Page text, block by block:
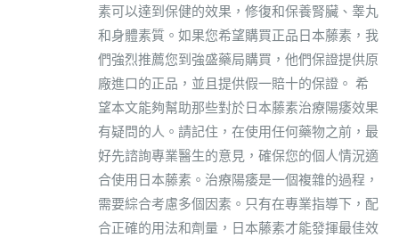
素可以達到保健的效果，修復和保養腎臟、睾丸
和身體素質。如果您希望購買正品日本藤素，我
們強烈推薦您到強盛藥局購買，他們保證提供原
廠進口的正品，並且提供假一賠十的保證。 希
望本文能夠幫助那些對於日本藤素治療陽痿效果
有疑問的人。請記住，在使用任何藥物之前，最
好先諮詢專業醫生的意見，確保您的個人情況適
合使用日本藤素。治療陽痿是一個複雜的過程，
需要綜合考慮多個因素。只有在專業指導下，配
合正確的用法和劑量，日本藤素才能發揮最佳效